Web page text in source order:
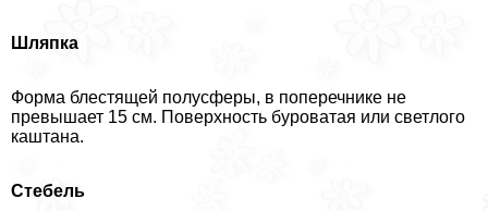
Шляпка
Форма блестящей полусферы, в поперечнике не
превышает 15 см. Поверхность буроватая или светлого
каштана.
Стебель